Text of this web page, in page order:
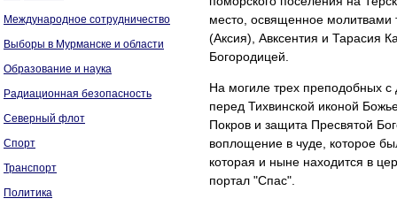
Международное сотрудничество
Выборы в Мурманске и области
Образование и наука
Радиационная безопасность
Северный флот
Спорт
Транспорт
Политика
место, освященное молитвами
(Аксия), Авксентия и Тарасия
Богородицей.
На могиле трех преподобных
перед Тихвинской иконой
Покров и защита Пресвятой
воплощение в чуде, которое
которая и ныне находится в
портал "Спас".